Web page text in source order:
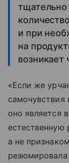
тщательно
и при
на
возникает
«Если же
оно является
естественную
а не